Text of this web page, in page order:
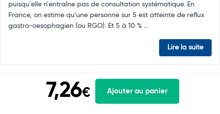
puisqu'elle n'entraîne pas de consultation systématique. En
France, on estime qu'une personne sur 5 est atteinte de reflux
gastro-oesophagien (ou RGO). Et 5 à 10 % ...
Lire la suite
7,26€ Ajouter au panier